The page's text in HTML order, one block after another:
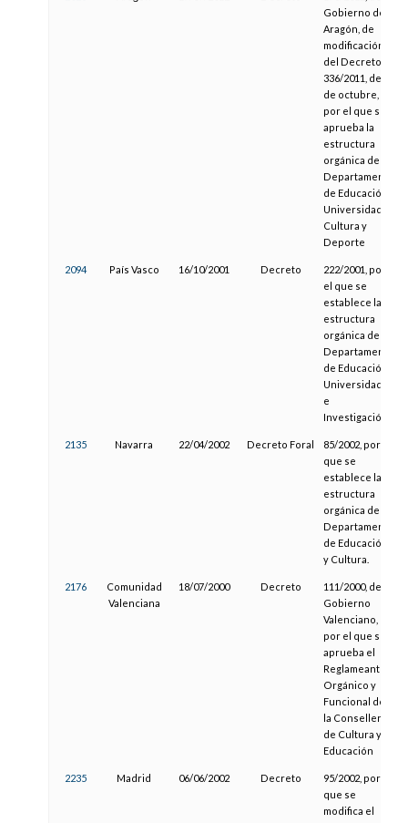
Gobierno de
Aragón, de
modificación
del Decreto
336/2011, de 6
de octubre,
por el que se
aprueba la
estructura
orgánica del
Departamento
de Educación,
Universidad,
Cultura y
Deporte
2094 País Vasco 16/10/2001 Decreto
222/2001, por
el que se
establece la
estructura
orgánica del
Departamento
de Educación,
Universidades
e
Investigación.
2135 Navarra 22/04/2002 Decreto Foral
85/2002, por el
que se
establece la
estructura
orgánica del
Departamento
de Educación
y Cultura.
2176
Comunidad
Valenciana
18/07/2000 Decreto
111/2000, del
Gobierno
Valenciano,
por el que se
aprueba el
Reglameanto
Orgánico y
Funcional de
la Conselleria
de Cultura y
Educación
2235 Madrid 06/06/2002 Decreto
95/2002, por el
que se
modifica el